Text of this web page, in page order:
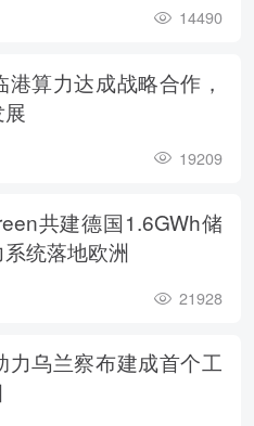
14490
算力达成战略合作，
19209
共建德国1.6GWh储
统落地欧洲
21928
力乌兰察布建成首个工